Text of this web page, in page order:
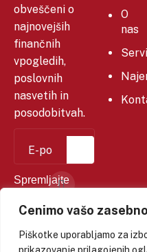
Cenimo vašo
Piškotke uporabljamo za
obveščeni o
najnovejših
finančnih
vpogledih,
poslovnih
nasvetih in
posodobitvah.
Spremljajte
O
nas